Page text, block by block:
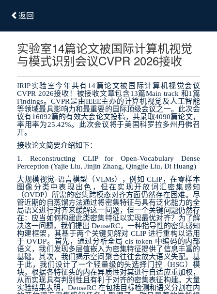
返回
实验室14篇论文被国际计算机视觉
与模式识别会议CVPR 2026接收
IRIP实验室今年共有 14篇论文被国际计算机视觉会议
CVPR 2026接收！被接收文章包含13篇Main track 和1 篇
Findings。CVPR是由IEEE主办的计算机视觉及人工智能
等领域最具影响力和最重要的国际顶级会议之一。此次会
议有16092篇的有效大会论文投稿，共录取4090篇论文，
率用率为25.42%。此次会议将于美国科罗拉多州丹佛召
开。
接收论文简要介绍如下：
1. Reconstructing CLIP for Open-Vocabulary Dense
Perception (Yajie Liu, Jinjin Zhang, Qingjie Liu, Di Huang)
大规模视觉-语言模型（VLMs），例如 CLIP，在零样本
图像分类中表现出色，但在实现开放词汇密集感知
（OVDP）所需的密集跨模态对齐方面仍然存在困难。尽
管近期的自蒸馏方法通过将密集特征与具有泛化能力的全
局语义进行对齐来缓解这一问题，但一个关键问题仍然存
在：应当如何构建此类密集特征以实现最优对齐？为了解
决这一问题，我们提出 DenseRC，一种指导性的密集感知
构建框架，其基于两个关键见解对 CLIP 进行重构以适用
于 OVDP。首先，通过分析全局 cls token 中编码的内部
语义，我们发现多层值嵌入为密集特征提供了信息丰富的
基础。其次，我们揭示空间聚合往往会放大语义失配。基
于此，我们设计了一个轻量级的头选择门控（HSG）模
块，根据各特征头的内在异质性对其进行自适应重加权，
从而实现具有判别性且有利于对齐的密集表征构建。大量
实验结果表明， DenseRC 在包括目标检测和语义分割在内